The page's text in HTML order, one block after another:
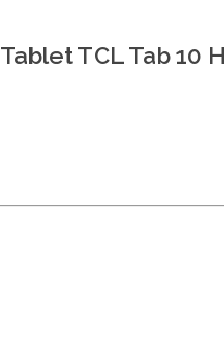
Tablet TCL Tab 10